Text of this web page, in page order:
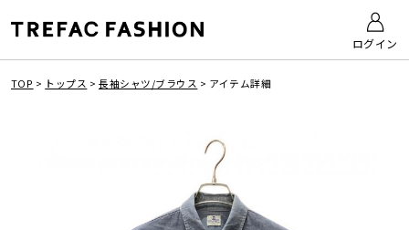
ログイン
TOP > トップス > 長袖シャツ/ブラウス > アイテム詳細